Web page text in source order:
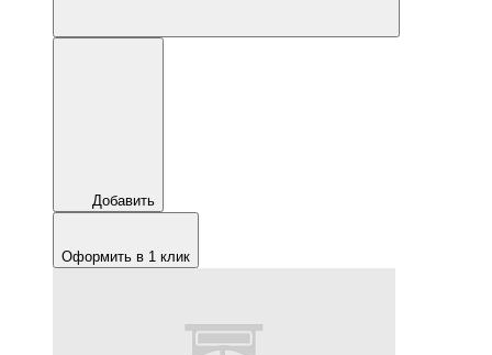
Добавить
Оформить в 1 клик